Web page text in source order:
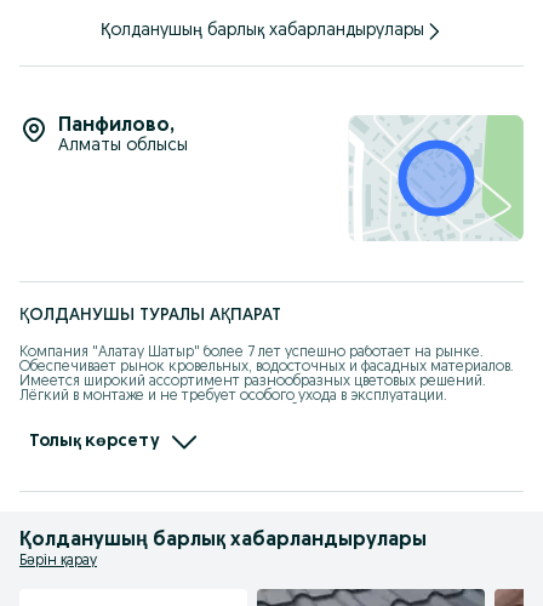
Қолданушың барлық хабарландырулары
Панфилово,
Алматы облысы
ҚОЛДАНУШЫ ТУРАЛЫ АҚПАРАТ
Компания "Алатау Шатыр" более 7 лет успешно работает на рынке.
Обеспечивает рынок кровельных, водосточных и фасадных материалов.
Имеется широкий ассортимент разнообразных цветовых решений.
Лёгкий в монтаже и не требует особого ухода в эксплуатации.
кредит.
      Для нас важно качества и сервис!
Толық көрсету
Қолданушың барлық хабарландырулары
Бәрін қарау